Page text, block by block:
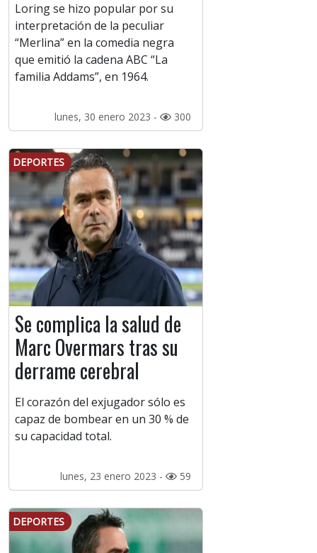
Loring se hizo popular por su
interpretación de la peculiar
“Merlina” en la comedia negra
que emitió la cadena ABC “La
familia Addams”, en 1964.
lunes, 30 enero 2023 - 300
DEPORTES
Se complica la salud de
Marc Overmars tras su
derrame cerebral
El corazón del exjugador sólo es
capaz de bombear en un 30 % de
su capacidad total.
lunes, 23 enero 2023 - 59
DEPORTES